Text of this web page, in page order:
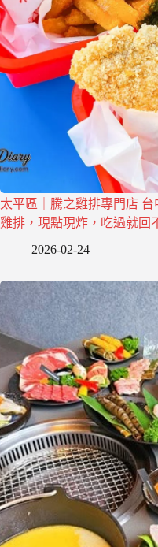
太平區｜騰之雞排專門店
雞排，現點現炸，吃過就回
2026-02-24